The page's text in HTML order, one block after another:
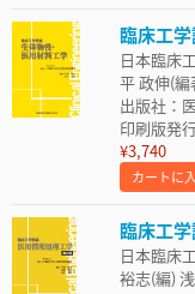
臨床工
日本臨床
平 政伸(編
出版社：
印刷版発
¥3,740
カートに
臨床工
日本臨床
裕志(編)